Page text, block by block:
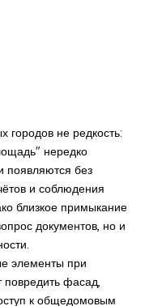
городов не редкость:
нередко
появляются без
и соблюдения
близкое примыкание
документов, но и
элементы при
повредить фасад,
к общедомовым